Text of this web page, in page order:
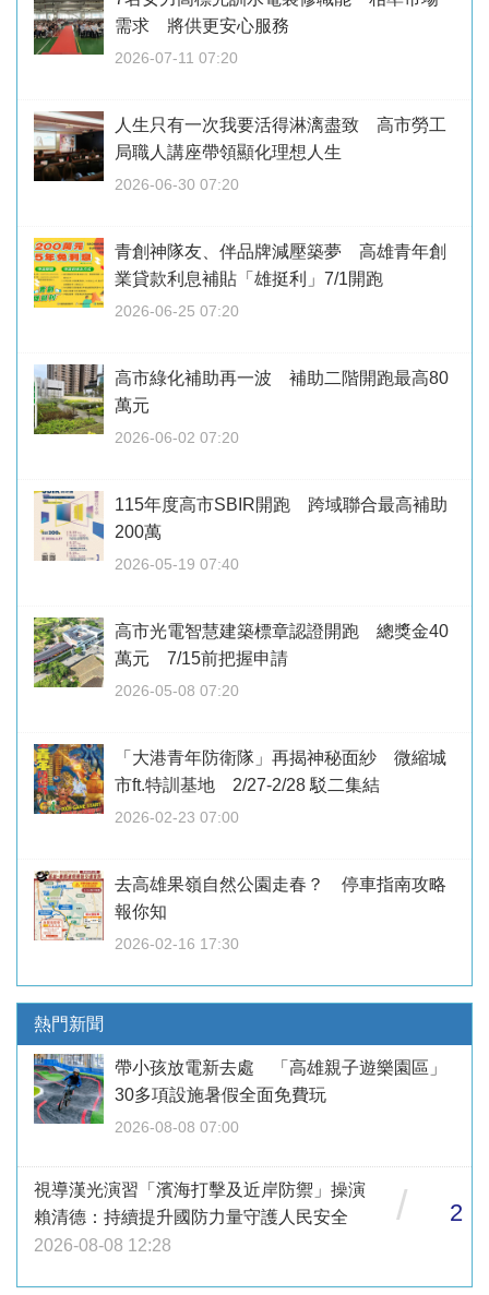
需求 將供更安心服務
2026-07-11 07:20
人生只有一次我要活得淋漓盡致 高市勞工
局職人講座帶領顯化理想人生
2026-06-30 07:20
青創神隊友、伴品牌減壓築夢 高雄青年創
業貸款利息補貼「雄挺利」7/1開跑
2026-06-25 07:20
高市綠化補助再一波 補助二階開跑最高80
萬元
2026-06-02 07:20
115年度高市SBIR開跑 跨域聯合最高補助
200萬
2026-05-19 07:40
高市光電智慧建築標章認證開跑 總獎金40
萬元 7/15前把握申請
2026-05-08 07:20
「大港青年防衛隊」再揭神秘面紗 微縮城
市ft.特訓基地 2/27-2/28 駁二集結
2026-02-23 07:00
去高雄果嶺自然公園走春？ 停車指南攻略
報你知
2026-02-16 17:30
熱門新聞
帶小孩放電新去處 「高雄親子遊樂園區」
30多項設施暑假全面免費玩
2026-08-08 07:00
視導漢光演習「濱海打擊及近岸防禦」操演
賴清德：持續提升國防力量守護人民安全
2026-08-08 12:28
/ 2